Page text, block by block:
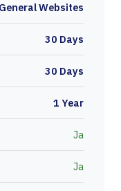
General Websites
30 Days
30 Days
1 Year
Ja
Ja